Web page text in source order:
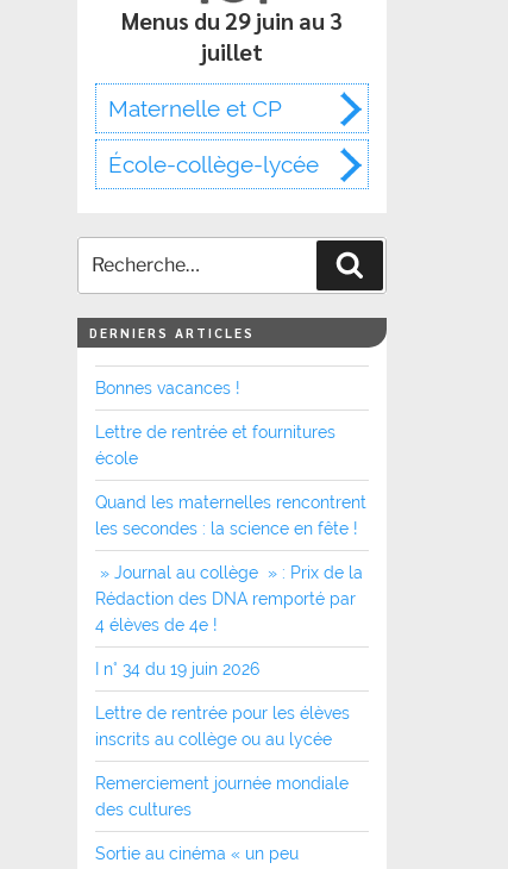
Menus du 29 juin au 3
juillet
Maternelle et CP
École-collège-lycée
DERNIERS ARTICLES
Bonnes vacances !
Lettre de rentrée et fournitures
école
Quand les maternelles rencontrent
les secondes : la science en fête !
» Journal au collège » : Prix de la
Rédaction des DNA remporté par
4 élèves de 4e !
I n° 34 du 19 juin 2026
Lettre de rentrée pour les élèves
inscrits au collège ou au lycée
Remerciement journée mondiale
des cultures
Sortie au cinéma « un peu